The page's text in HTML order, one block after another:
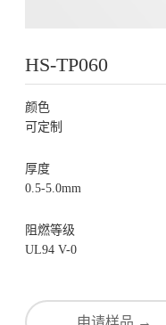
HS-TP060
颜色
可定制
厚度
0.5-5.0mm
阻燃等级
UL94 V-0